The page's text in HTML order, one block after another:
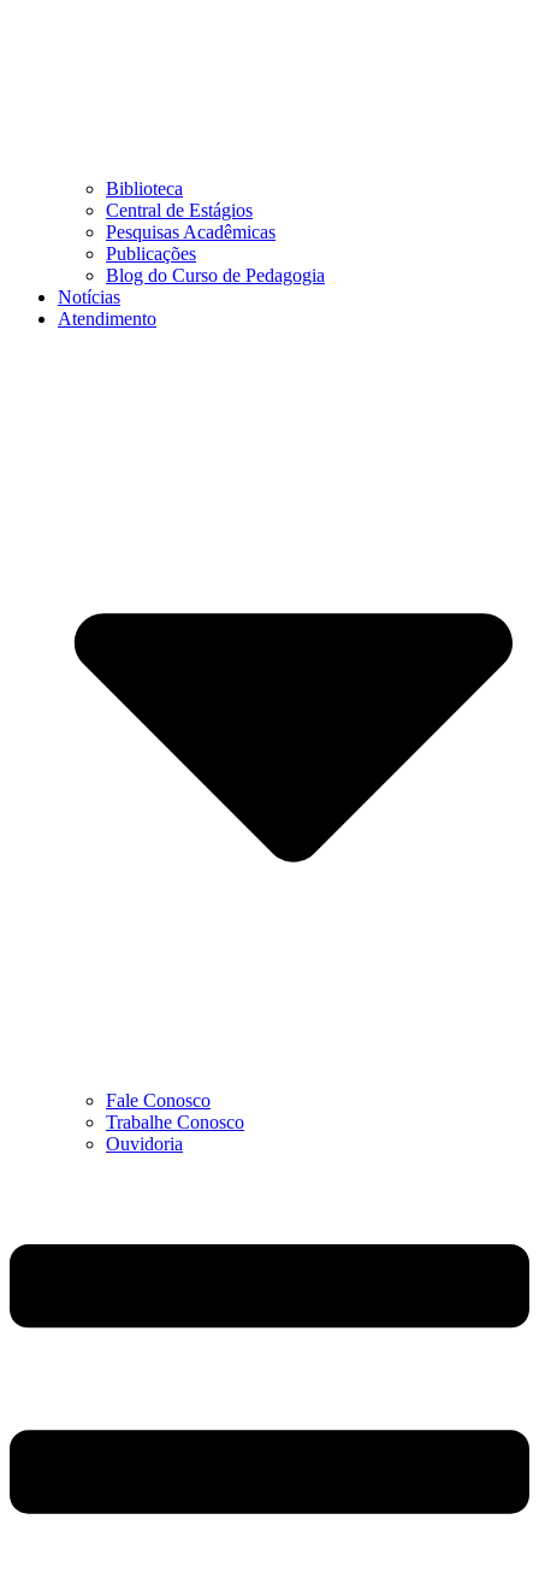
Biblioteca
Central de Estágios
Pesquisas Acadêmicas
Publicações
Blog do Curso de Pedagogia
Notícias
Atendimento
Fale Conosco
Trabalhe Conosco
Ouvidoria